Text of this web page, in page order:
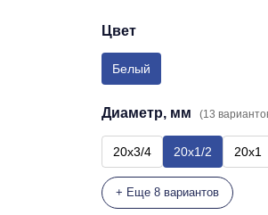
Цвет
Белый
Диаметр, мм (13
20х3/4 20х1/2 20х1
+ Еще 8 вариантов